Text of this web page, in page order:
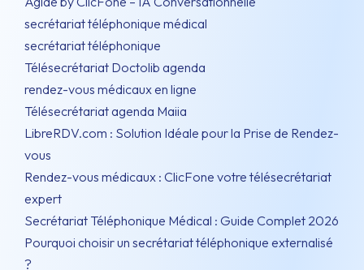
secrétariat téléphonique médical
secrétariat téléphonique
Télésecrétariat Doctolib agenda
rendez-vous médicaux en ligne
Télésecrétariat agenda Maiia
LibreRDV.com : Solution Idéale pour la Prise de Rendez-
vous
Rendez-vous médicaux : ClicFone votre télésecrétariat
expert
Secrétariat Téléphonique Médical : Guide Complet 2026
Pourquoi choisir un secrétariat téléphonique externalisé
?